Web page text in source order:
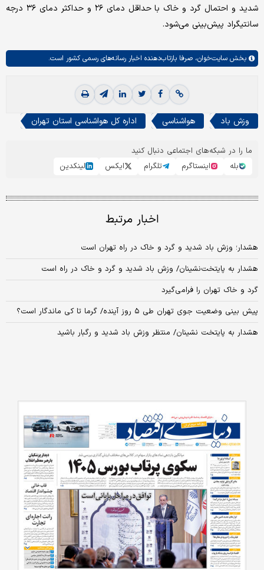
شدید و احتمال گرد و خاک با حداقل دمای ۲۶ و حداکثر دمای ۳۶ درجه
سانتیگراد پیش‌بینی می‌شود.
بخش سایت‌خوان، صرفا بازتاب‌دهنده اخبار رسانه‌های رسمی کشور است.
وزش باد هواشناسی اداره کل هواشناسی استان تهران
ما را در شبکه‌های اجتماعی دنبال کنید
بله
اینستاگرم تلگرام ایکس لینکدین
اخبار مرتبط
هشدار؛ وزش باد شدید و گرد و خاک در راه تهران است
هشدار به پایتخت‌نشینان/ وزش باد شدید و گرد و خاک در راه است
گرد و خاک تهران را فرامی‌گیرد
پیش بینی وضعیت جوی تهران طی ۵ روز آینده/ گرما تا کی ماندگار است؟
هشدار به پایتخت نشینان/ منتظر وزش باد شدید و رگبار باشید